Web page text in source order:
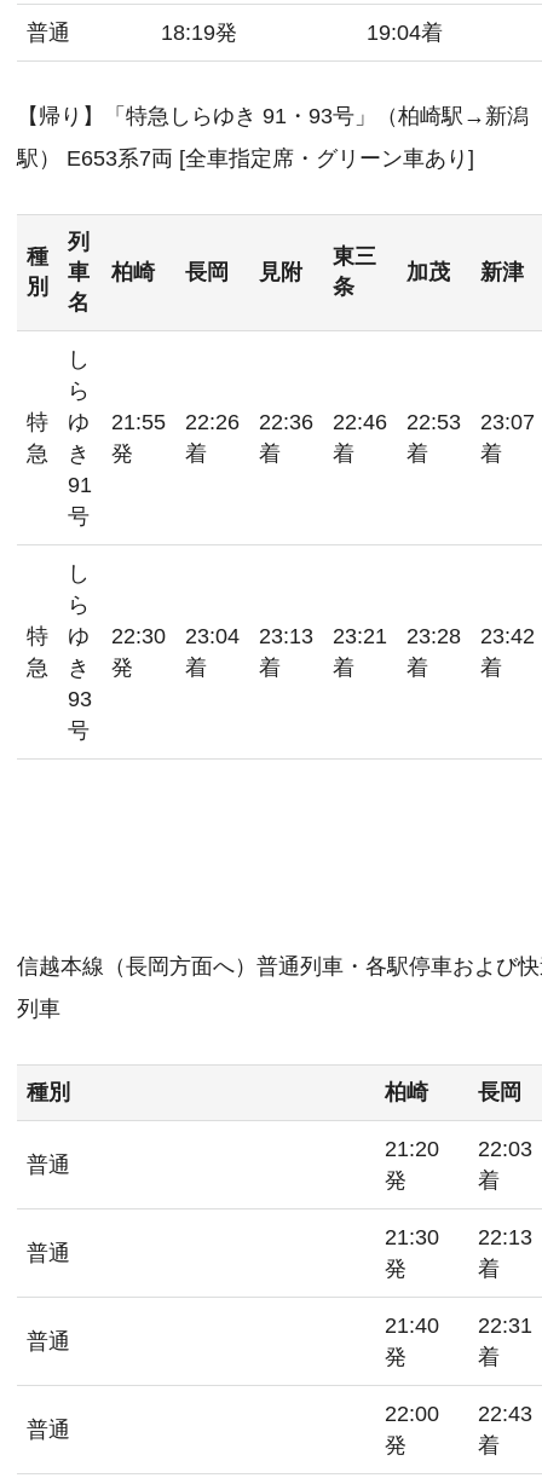
普通 18:19発 19:04着
【帰り】「特急しらゆき 91・93号」（柏崎駅→新潟
駅） E653系7両 [全車指定席・グリーン車あり]
種
別
列
車
名
柏崎 長岡 見附
東三
条
加茂 新津
特
急
し
ら
ゆ
き
91
号
21:55
発
22:26
着
22:36
着
22:46
着
22:53
着
23:07
着
特
急
し
ら
ゆ
き
93
号
22:30
発
23:04
着
23:13
着
23:21
着
23:28
着
23:42
着
信越本線（長岡方面へ）普通列車・各駅停車および
列車
種別 柏崎 長岡
普通
21:20
発
22:03
着
普通
21:30
発
22:13
着
普通
21:40
発
22:31
着
普通
22:00
発
22:43
着